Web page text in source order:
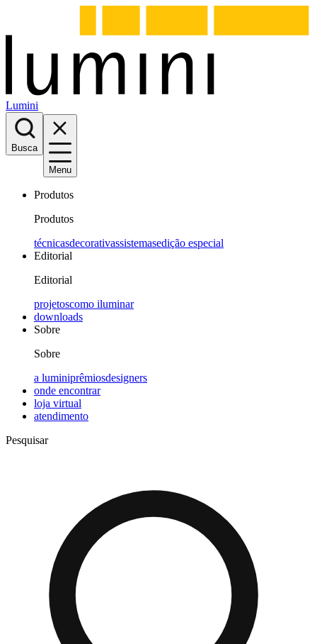
Lumini
Busca
Menu
Produtos
Produtos
técnicasdecorativassistemasedição especial
Editorial
Editorial
projetoscomo iluminar
downloads
Sobre
Sobre
a luminiprêmiosdesigners
onde encontrar
loja virtual
atendimento
Pesquisar